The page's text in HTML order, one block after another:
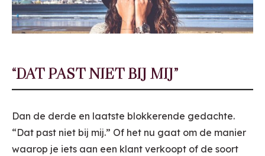
“DAT PAST NIET BIJ MIJ”
Dan de derde en laatste blokkerende gedachte.
“Dat past niet bij mij.” Of het nu gaat om de manier
waarop je iets aan een klant verkoopt of de soort